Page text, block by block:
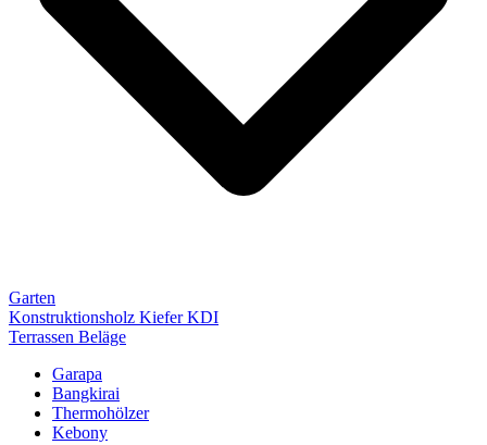
Garten
Konstruktionsholz Kiefer KDI
Terrassen Beläge
Garapa
Bangkirai
Thermohölzer
Kebony